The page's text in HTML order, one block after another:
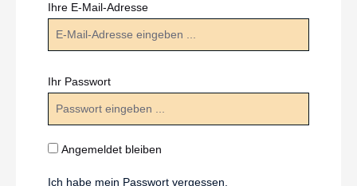
Ihre E-Mail-Adresse
Ihr Passwort
Angemeldet bleiben
Ich habe mein Passwort vergessen.